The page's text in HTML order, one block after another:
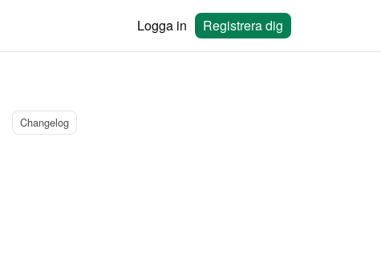
Logga in Registrera dig
Changelog